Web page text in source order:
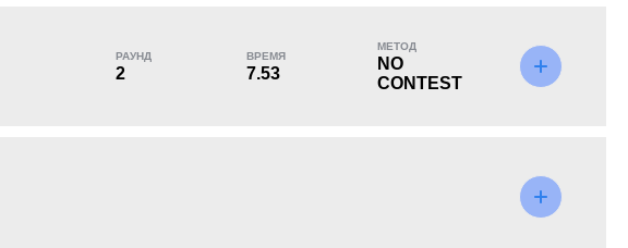
РАУНД
2
ВРЕМЯ
7.53
МЕТОД
NO
CONTEST